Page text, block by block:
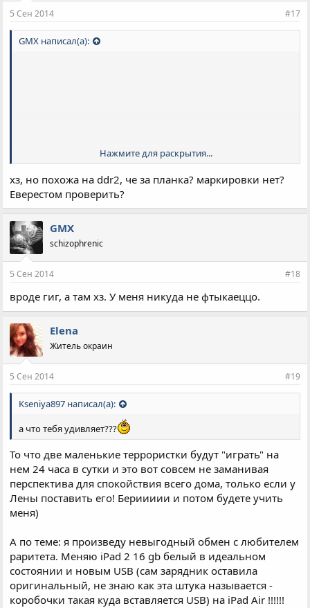
5 Сен 2014 #17
GMX написал(а):
Нажмите для раскрытия...
хз, но похожа на ddr2, че за планка? маркировки нет?
Еверестом проверить?
GMX
schizophrenic
5 Сен 2014 #18
вроде гиг, а там хз. У меня никуда не фтыкаеццо.
Elena
Житель окраин
5 Сен 2014 #19
Kseniya897 написал(а):
а что тебя удивляет???
То что две маленькие террористки будут "играть" на
нем 24 часа в сутки и это вот совсем не заманивая
перспектива для спокойствия всего дома, только если у
Лены поставить его! Бериииии и потом будете учить
меня)
А по теме: я произведу невыгодный обмен с любителем
раритета. Меняю iPad 2 16 gb белый в идеальном
состоянии и новым USB (сам зарядник оставила
оригинальный, не знаю как эта штука называется -
коробочки такая куда вставляется USB) на iPad Air !!!!!!